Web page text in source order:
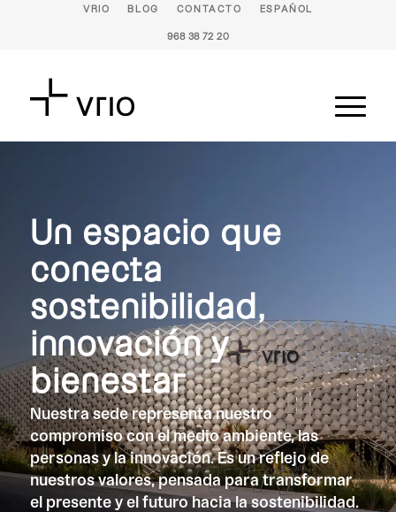
VRIO BLOG CONTACTO ESPAÑOL
968 38 72 20
Un espacio que
conecta
sostenibilidad,
innovación y
bienestar
Nuestra sede representa nuestro
compromiso con el medio ambiente, las
personas y la innovación. Es un reflejo de
nuestros valores, pensada para transformar
el presente y el futuro hacia la sostenibilidad.